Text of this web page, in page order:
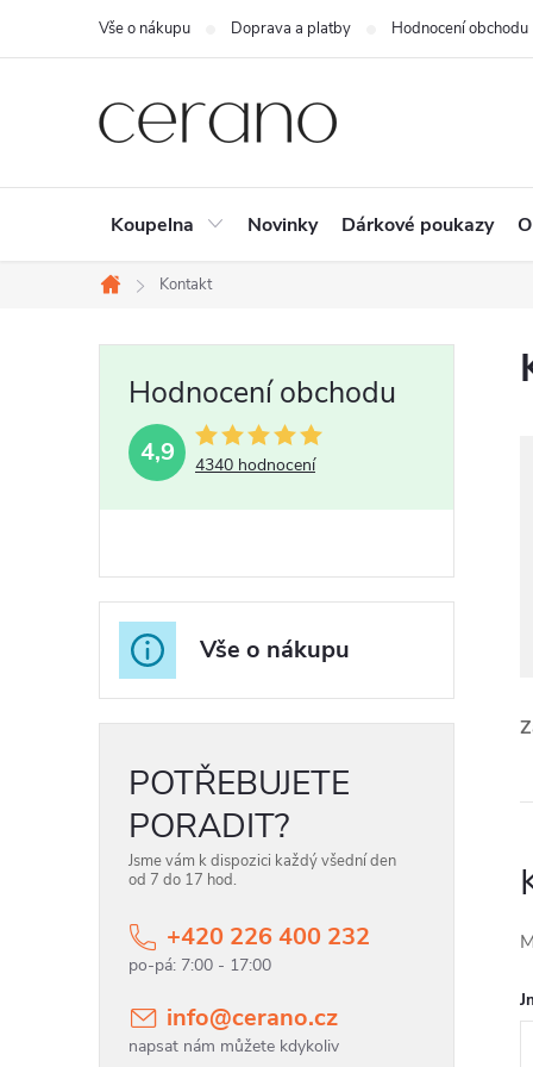
Vše o nákupu Doprava a platby Hodnocení obchodu
Koupelna Novinky Dárkové poukazy
Domů
Kontakt
t
a
n
í
4,9 4340 hodnocení
Vše o nákupu
POTŘEBUJETE
PORADIT?
Jsme vám k dispozici každý všední den
od 7 do 17 hod.
info@cerano.cz
+420 226 400 232